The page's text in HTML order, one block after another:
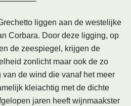
liggen aan de westelijke
Corbara. Door deze ligging, op
de zeespiegel, krijgen de
zonlicht maar ook de zo
de wind die vanaf het meer
kleiachtig met de dichte
jaren heeft wijnmaakster